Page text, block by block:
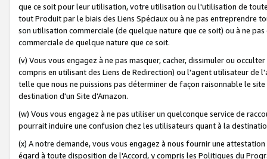
que ce soit pour leur utilisation, votre utilisation ou l'utilisation de
tout Produit par le biais des Liens Spéciaux ou à ne pas entreprendre
son utilisation commerciale (de quelque nature que ce soit) ou à ne
commerciale de quelque nature que ce soit.
(v) Vous vous engagez à ne pas masquer, cacher, dissimuler ou
compris en utilisant des Liens de Redirection) ou l'agent utilisateur
telle que nous ne puissions pas déterminer de façon raisonnable le
destination d'un Site d'Amazon.
(w) Vous vous engagez à ne pas utiliser un quelconque service de
pourrait induire une confusion chez les utilisateurs quant à la
(x) A notre demande, vous vous engagez à nous fournir une
égard à toute disposition de l'Accord, y compris les Politiques du